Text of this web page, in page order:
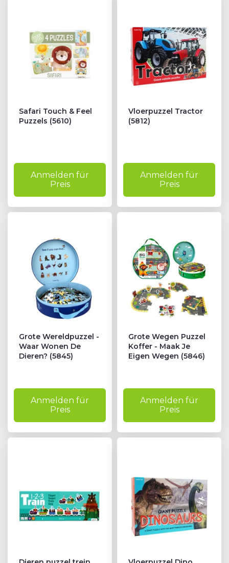
Safari Touch & Feel
Puzzels (5610)
Anmelden für
Preis
Vloerpuzzel Tractor
(5812)
Anmelden für
Preis
Grote Wereldpuzzel -
Waar Wonen De
Dieren? (5845)
Anmelden für
Preis
Grote Wegen Puzzel
Koffer - Maak Je
Eigen Wegen (5846)
Anmelden für
Preis